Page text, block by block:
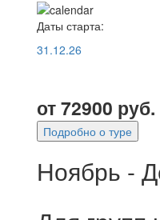
Даты старта:
31.12.26
от72900 руб.
Подробно о туре
Ноябрь -